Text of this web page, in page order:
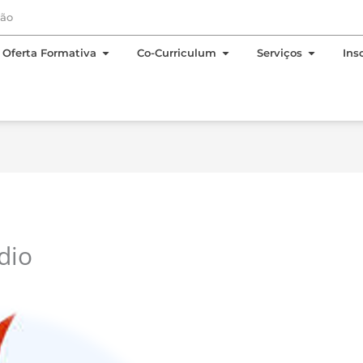
EN
Sobre Nós
Oferta Formativa Open Oferta Formativa
Co-Curriculum Open Co-Curriculum
Serviços Open